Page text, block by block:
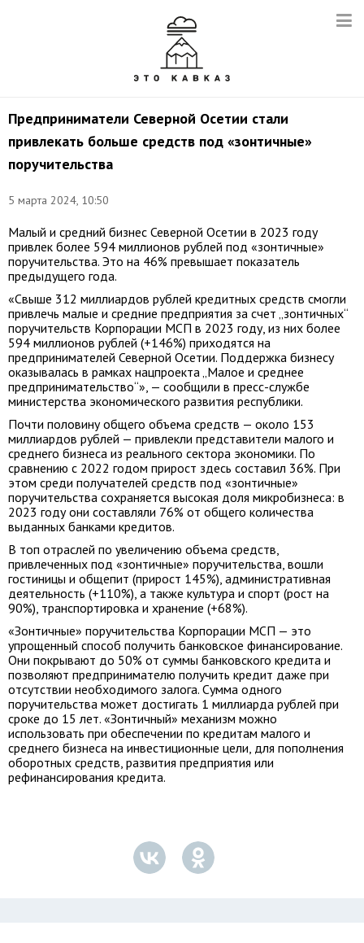
Предприниматели Северной Осетии стали
привлекать больше средств под «зонтичные»
поручительства
5 марта 2024, 10:50
Малый и средний бизнес Северной Осетии в 2023 году
привлек более 594 миллионов рублей под «зонтичные»
поручительства. Это на 46% превышает показатель
предыдущего года.
«Свыше 312 миллиардов рублей кредитных средств смогли
привлечь малые и средние предприятия за счет „зонтичных“
поручительств Корпорации МСП в 2023 году, из них более
594 миллионов рублей (+146%) приходятся на
предпринимателей Северной Осетии. Поддержка бизнесу
оказывалась в рамках нацпроекта „Малое и среднее
предпринимательство“», — сообщили в пресс-службе
министерства экономического развития республики.
Почти половину общего объема средств — около 153
миллиардов рублей — привлекли представители малого и
среднего бизнеса из реального сектора экономики. По
сравнению с 2022 годом прирост здесь составил 36%. При
этом среди получателей средств под «зонтичные»
поручительства сохраняется высокая доля микробизнеса: в
2023 году они составляли 76% от общего количества
выданных банками кредитов.
В топ отраслей по увеличению объема средств,
привлеченных под «зонтичные» поручительства, вошли
гостиницы и общепит (прирост 145%), административная
деятельность (+110%), а также культура и спорт (рост на
90%), транспортировка и хранение (+68%).
«Зонтичные» поручительства Корпорации МСП — это
упрощенный способ получить банковское финансирование.
Они покрывают до 50% от суммы банковского кредита и
позволяют предпринимателю получить кредит даже при
отсутствии необходимого залога. Сумма одного
поручительства может достигать 1 миллиарда рублей при
сроке до 15 лет. «Зонтичный» механизм можно
использовать при обеспечении по кредитам малого и
среднего бизнеса на инвестиционные цели, для пополнения
оборотных средств, развития предприятия или
рефинансирования кредита.